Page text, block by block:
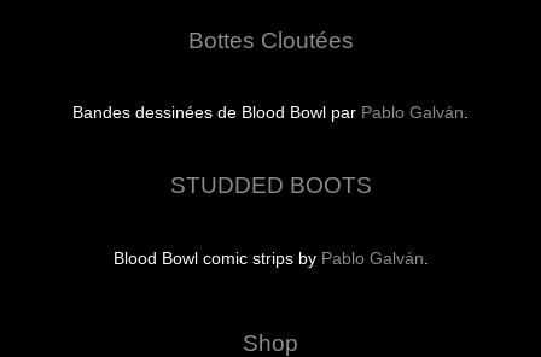
Bottes Cloutées
Bandes dessinées de Blood Bowl par Pablo Galván
STUDDED BOOTS
Blood Bowl comic strips by Pablo Galván
Shop